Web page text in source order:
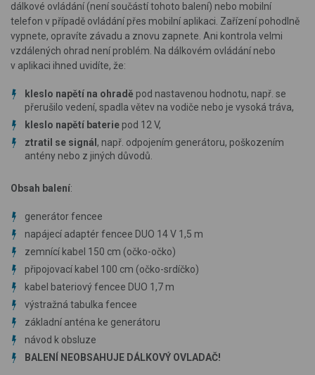
dálkové ovládání (není součástí tohoto balení) nebo mobilní
telefon v případě ovládání přes mobilní aplikaci. Zařízení pohodlně
vypnete, opravíte závadu a znovu zapnete. Ani kontrola velmi
vzdálených ohrad není problém. Na dálkovém ovládání nebo
v aplikaci ihned uvidíte, že:
kleslo napětí na ohradě pod nastavenou hodnotu, např. se
přerušilo vedení, spadla větev na vodiče nebo je vysoká tráva,
kleslo napětí baterie pod 12 V,
ztratil se signál , např. odpojením generátoru, poškozením
antény nebo z jiných důvodů.
Obsah balení:
generátor fencee
napájecí adaptér fencee DUO 14 V 1,5 m
zemnící kabel 150 cm (očko-očko)
připojovací kabel 100 cm (očko-srdíčko)
kabel bateriový fencee DUO 1,7 m
výstražná tabulka fencee
základní anténa ke generátoru
návod k obsluze
BALENÍ NEOBSAHUJE DÁLKOVÝ OVLADAČ!